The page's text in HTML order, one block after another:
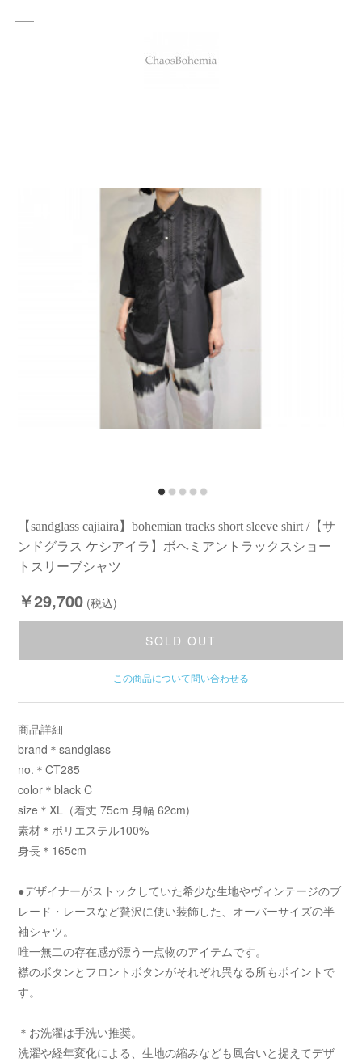
【sandglass cajiaira】bohemian tracks short sleeve shirt /【サ
ンドグラス ケシアイラ】ボヘミアントラックスショー
トスリーブシャツ
￥29,700 (税込)
SOLD OUT
この商品について問い合わせる
商品詳細
brand＊sandglass
no.＊CT285
color＊black C
size＊XL（着丈 75cm 身幅 62cm)
素材＊ポリエステル100%
身長＊165cm
●デザイナーがストックしていた希少な生地やヴィンテージのブ
レード・レースなど贅沢に使い装飾した、オーバーサイズの半
袖シャツ。
唯一無二の存在感が漂う一点物のアイテムです。
襟のボタンとフロントボタンがそれぞれ異なる所もポイントで
す。
＊お洗濯は手洗い推奨。
洗濯や経年変化による、生地の縮みなども風合いと捉えてデザ